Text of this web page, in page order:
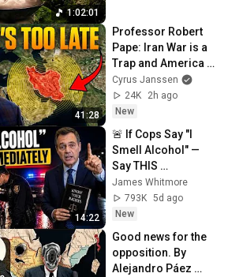
1:02:01
41:28
Professor Robert
Pape: Iran War is a
Trap and America
Has No Way Out!
Cyrus Janssen
24K
2h ago
New
14:22
🚨 If Cops Say "I
Smell Alcohol" —
Say THIS
Immediately (It's a
Trap)
James Whitmore
793K 5d ago
New
Good news for the
opposition. By
Alejandro Páez